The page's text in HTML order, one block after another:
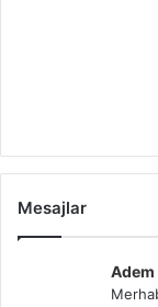
Mesajlar
Adem